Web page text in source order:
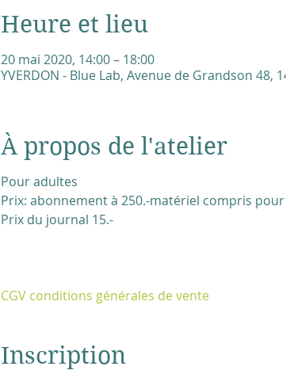
Heure et lieu
20 mai 2020, 14:00 – 18:00
YVERDON - Blue Lab, Avenue de Grandson 48,
À propos de l'atelier
Pour adultes
Prix: abonnement à 250.-matériel compris
Prix du journal 15.-
CGV conditions générales de vente
Inscription